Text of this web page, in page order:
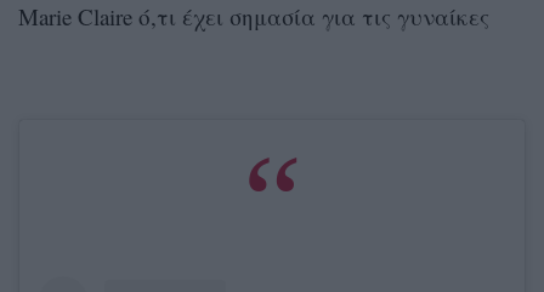
Marie Claire ό,τι έχει σημασία για τις γυναίκες